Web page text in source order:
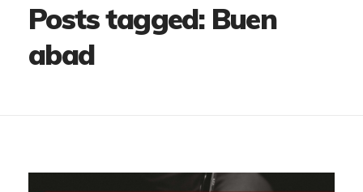
Posts tagged: Buen
abad